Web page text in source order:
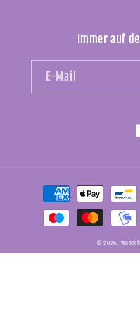
Immer auf
E-Mail
Zahlungsmethoden
© 2026,